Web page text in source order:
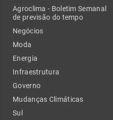
Agroclima - Boletim Semanal
de previsão do tempo
Negócios
Moda
Energia
Infraestrutura
Governo
Mudanças Climáticas
Sul